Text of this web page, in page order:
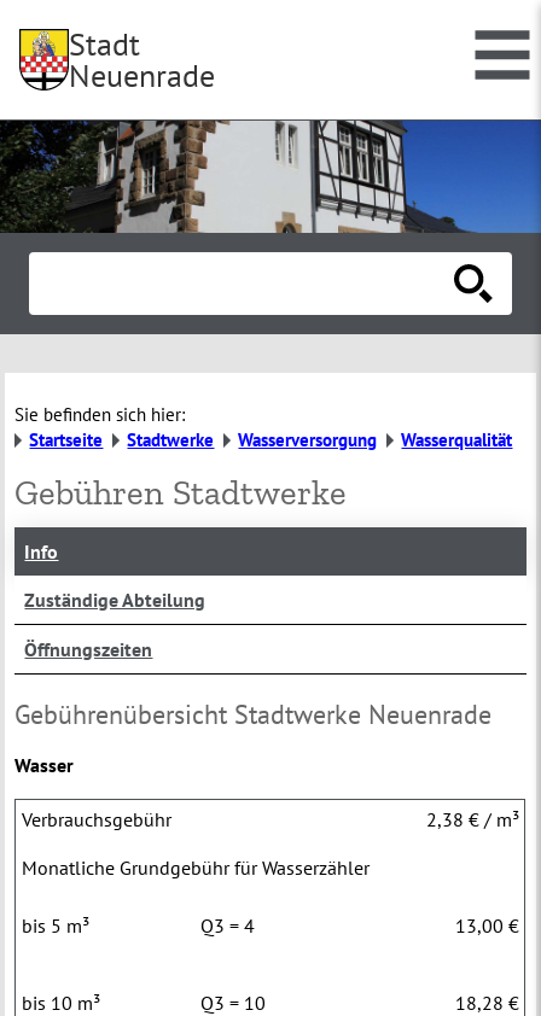
Stadt
Neuenrade
Sie befinden sich hier:
Startseite
Stadtwerke Wasserversorgung Wasserqualität
Gebühren Stadtwerke
Info
Zuständige Abteilung
Öffnungszeiten
Gebührenübersicht Stadtwerke Neuenrade
Wasser
Verbrauchsgebühr
2,38 € / m³
Monatliche Grundgebühr für Wasserzähler
bis 5 m³ Q3 = 4 13,00 €
bis 10 m³ Q3 = 10 18,28 €